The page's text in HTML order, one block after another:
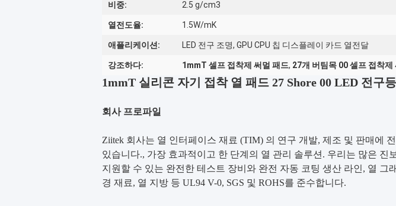
비중: 2.5 g/cm3
열전도율: 1.5W/mK
애플리케이션: LED 전구 조명, GPU CPU 칩 디스플레이 카드 열전달
강조하다: 1mmT 셀프 접착제 써멀 패드, 27개 버팀목 00 셀프 접착제
1mmT 실리콘 자기 접착 열 패드 27 Shore 00 LED 전구
회사 프로파일
Ziitek 회사는 열 인터페이스 재료 (TIM) 의 연구 개발, 제조 및 판매에
있습니다., 가장 효과적이고 한 단계의 열 관리 솔루션. 우리는 많은
지원할 수 있는 완전한 테스트 장비와 완전 자동 코팅 생산 라인, 열
경 재료, 열 지방 등 UL94 V-0, SGS 및 ROHS를 준수합니다.